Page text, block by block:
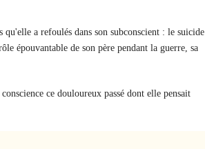
a refoulés dans son subconscient : le suicide
épouvantable de son père pendant la guerre, sa
ce douloureux passé dont elle pensait